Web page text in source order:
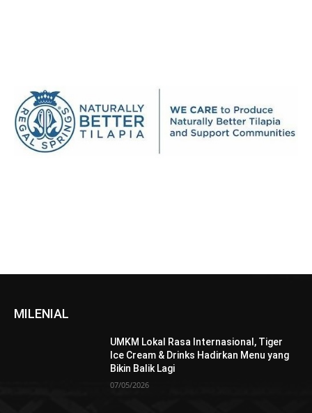
MILENIAL
UMKM Lokal Rasa Internasional, Tiger
Ice Cream & Drinks Hadirkan Menu yang
Bikin Balik Lagi
07/05/2026